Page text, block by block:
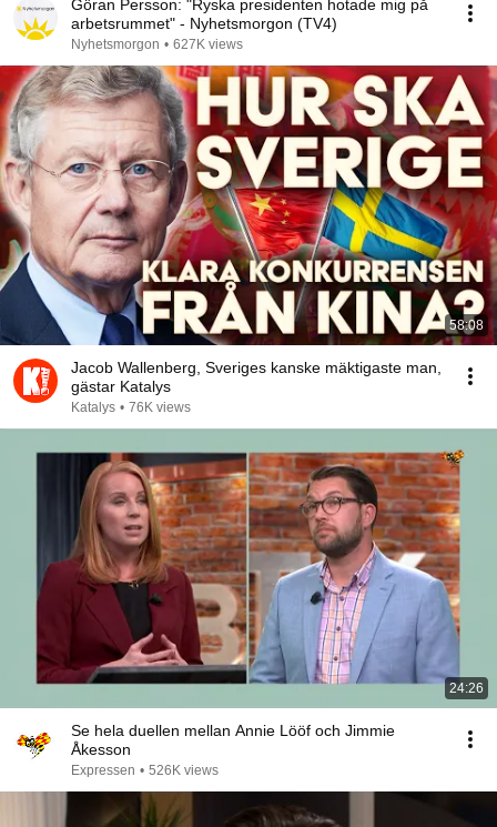
Göran Persson: "Ryska presidenten hotade mig på
arbetsrummet" - Nyhetsmorgon (TV4)
Nyhetsmorgon • 627K views
58:08
Jacob Wallenberg, Sveriges kanske mäktigaste man,
gästar Katalys
Katalys • 76K views
24:26
Se hela duellen mellan Annie Lööf och Jimmie
Åkesson
Expressen • 526K views